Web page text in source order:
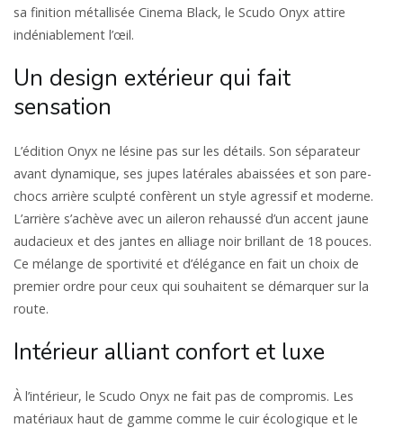
sa finition métallisée Cinema Black, le Scudo Onyx attire
indéniablement l’œil.
Un design extérieur qui fait
sensation
L’édition Onyx ne lésine pas sur les détails. Son séparateur
avant dynamique, ses jupes latérales abaissées et son pare-
chocs arrière sculpté confèrent un style agressif et moderne.
L’arrière s’achève avec un aileron rehaussé d’un accent jaune
audacieux et des jantes en alliage noir brillant de 18 pouces.
Ce mélange de sportivité et d’élégance en fait un choix de
premier ordre pour ceux qui souhaitent se démarquer sur la
route.
Intérieur alliant confort et luxe
À l’intérieur, le Scudo Onyx ne fait pas de compromis. Les
matériaux haut de gamme comme le cuir écologique et le